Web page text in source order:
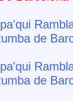
de
de